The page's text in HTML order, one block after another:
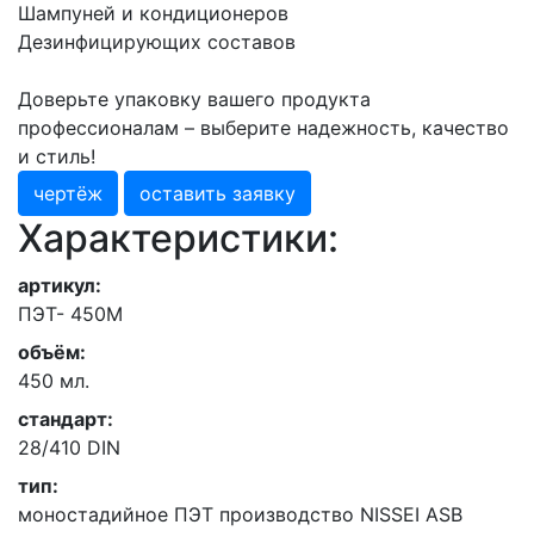
Шампуней и кондиционеров
Дезинфицирующих составов
Доверьте упаковку вашего продукта
профессионалам – выберите надежность, качество
и стиль!
чертёж
оставить заявку
Характеристики:
артикул:
ПЭТ- 450М
объём:
450 мл.
стандарт:
28/410 DIN
тип:
моностадийное ПЭТ производство NISSEI ASB